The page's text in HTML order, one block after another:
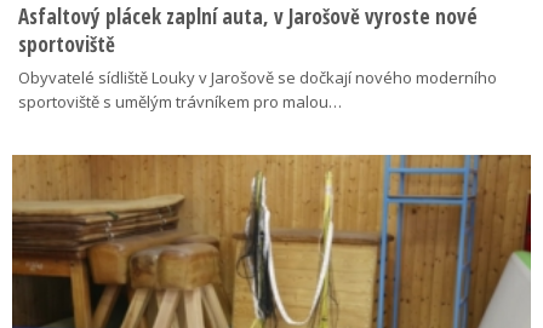
Asfaltový plácek zaplní auta, v Jarošově vyroste nové
sportoviště
Obyvatelé sídliště Louky v Jarošově se dočkají nového moderního
sportoviště s umělým trávníkem pro malou…